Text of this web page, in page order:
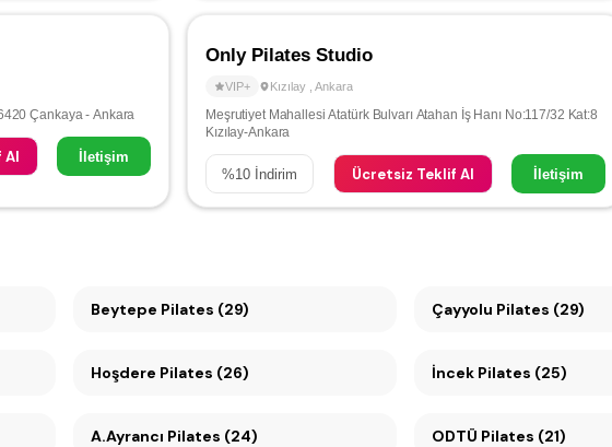
Çankaya - Ankara
Al İletişim
Only Pilates Studio
VIP+ Kızılay Ankara
Meşrutiyet Mahallesi Atatürk Bulvarı Atahan İş Hanı No:117/32 Kat:8
Kızılay-Ankara
%10 İndirim Ücretsiz Teklif Al İletişim
Beytepe Pilates (29) Çayyolu Pilates (29)
Hoşdere Pilates (26) İncek Pilates (25)
A.Ayrancı Pilates (24) ODTÜ Pilates (21)